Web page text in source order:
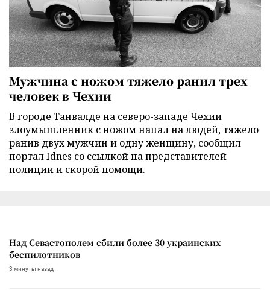
Мужчина с ножом тяжело ранил трех
человек в Чехии
В городе Танвалде на северо-западе Чехии
злоумышленник с ножом напал на людей, тяжело
ранив двух мужчин и одну женщину, сообщил
портал Idnes со ссылкой на представителей
полиции и скорой помощи.
Над Севастополем сбили более 30 украинских
беспилотников
3 минуты назад